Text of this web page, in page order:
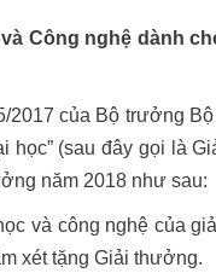
Công nghệ dành
của Bộ trưởng
học” (sau đây gọi là
năm 2018 như sau:
và công nghệ của
xét tặng Giải thưởng.